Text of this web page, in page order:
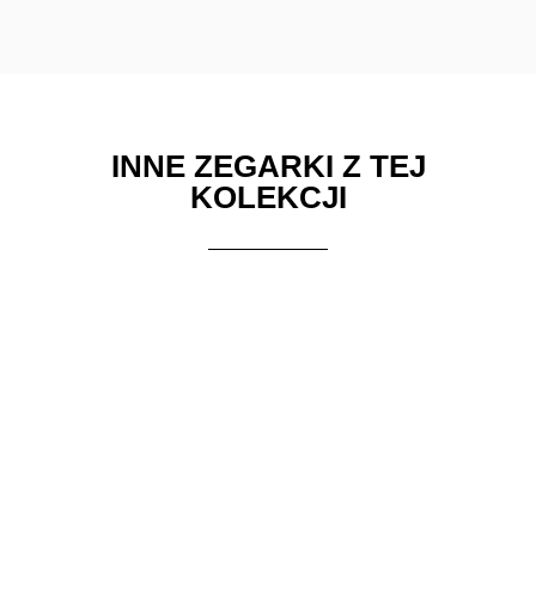
INNE ZEGARKI Z TEJ
KOLEKCJI